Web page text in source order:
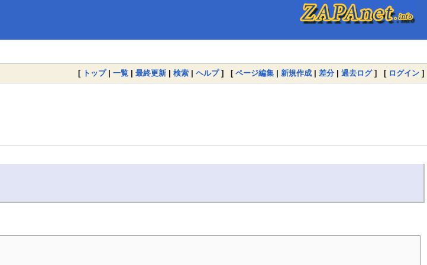
[ トップ| 一覧 | 最終更新 | 検索 | ヘルプ] [ ページ編集 | 新規作成 | 差分 | 過去ログ] [ ログイン ]